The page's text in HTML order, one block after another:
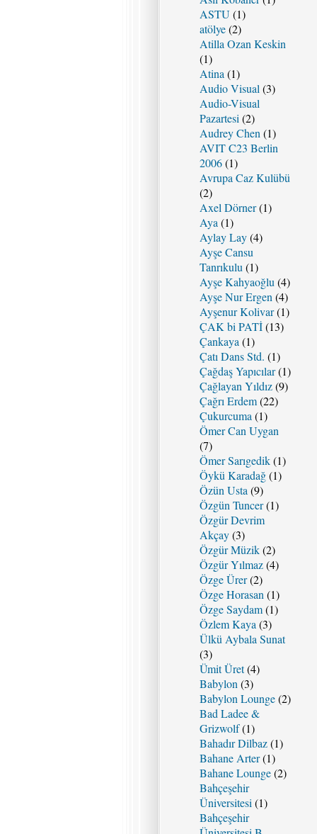
ASTU (1)
atölye(2)
Atilla Ozan Keskin
(1)
Atina (1)
Audio Visual (3)
Audio-Visual
Pazartesi (2)
Audrey Chen (1)
AVIT C23 Berlin
2006(1)
Avrupa Caz Kulübü
(2)
Axel Dörner(1)
Aya (1)
Aylay Lay(4)
Ayşe Cansu
Tanrıkulu (1)
Ayşe Kahyaoğlu (4)
Ayşe Nur Ergen (4)
Ayşenur Kolivar(1)
ÇAK bi PATİ(13)
Çankaya (1)
Çatı Dans Std. (1)
Çağdaş Yapıcılar(1)
Çağlayan Yıldız(9)
Çağrı Erdem(22)
Çukurcuma (1)
Ömer Can Uygan
(7)
Ömer Sarıgedik(1)
Öykü Karadağ(1)
Özün Usta (9)
Özgün Tuncer(1)
Özgür Devrim
Akçay(3)
Özgür Müzik(2)
Özgür Yılmaz(4)
Özge Ürer(2)
Özge Horasan (1)
Özge Saydam(1)
Özlem Kaya (3)
Ülkü Aybala Sunat
(3)
Ümit Üret(4)
Babylon (3)
Babylon Lounge(2)
Bad Ladee &
Grizwolf(1)
Bahadır Dilbaz(1)
Bahane Arter(1)
Bahane Lounge(2)
Bahçeşehir
Üniversitesi (1)
Bahçeşehir